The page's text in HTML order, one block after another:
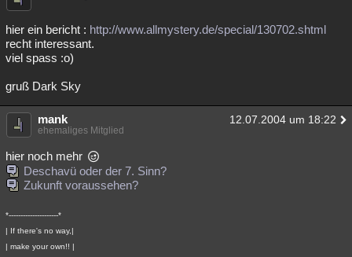
Musik Clash Verbesserungen Allmystery English
Übersichten
hier ein bericht : http://www.allmystery.de/special/130702.shtml
recht interessant.
viel spass :o)
gruß Dark Sky
mank 12.07.2004 um 18:22
ehemaliges Mitglied
hier noch mehr
Deschavü oder der 7. Sinn?
Zukunft voraussehen?
*---------------------*
| If there's no way,|
| make your own!! |